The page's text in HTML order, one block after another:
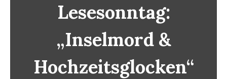
Lesesonntag:
„Inselmord &
Hochzeitsglocken“